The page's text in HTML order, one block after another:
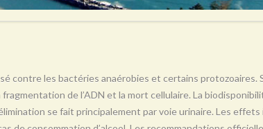
contre les bactéries anaérobies et certains protozoaires.
de l’ADN et la mort cellulaire. La
se fait principalement par voie urinaire. Les